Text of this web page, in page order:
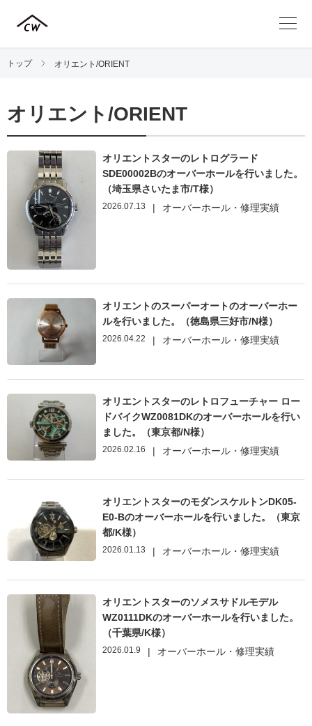
トップ オリエント/ORIENT
オリエント/ORIENT
オリエントスターのレトログラード
SDE00002Bのオーバーホールを行いました。
（埼玉県さいたま市/T様）
2026.07.13 | オーバーホール・修理実績
オリエントのスーパーオートのオーバーホー
ルを行いました。（徳島県三好市/N様）
2026.04.22 | オーバーホール・修理実績
オリエントスターのレトロフューチャー ロー
ドバイクWZ0081DKのオーバーホールを行い
ました。（東京都/N様）
2026.02.16 | オーバーホール・修理実績
オリエントスターのモダンスケルトンDK05-
E0-Bのオーバーホールを行いました。（東京
都/K様）
2026.01.13 | オーバーホール・修理実績
オリエントスターのソメスサドルモデル
WZ0111DKのオーバーホールを行いました。
（千葉県/K様）
2026.01.9 | オーバーホール・修理実績